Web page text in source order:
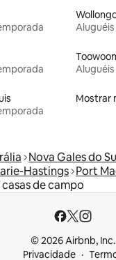
Mostrar
Nova Gales do
Hastings Port
de campo
© 2026 Airbnb, Inc.
Privacidade